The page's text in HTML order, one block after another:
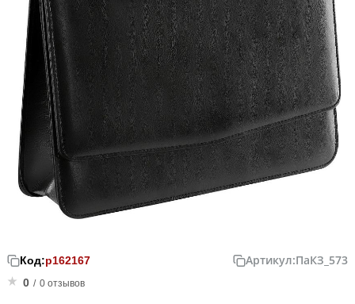
Код:р162167 Артикул:ПаКЗ_573
0 / 0 отзывов